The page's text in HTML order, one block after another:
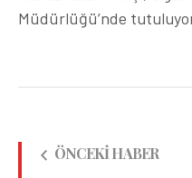
Müdürlüğü’nde
ÖNCEKI HABER